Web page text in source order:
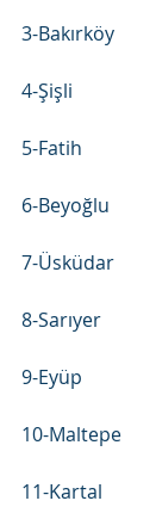
3-Bakırköy
4-Şişli
5-Fatih
6-Beyoğlu
7-Üsküdar
8-Sarıyer
9-Eyüp
10-Maltepe
11-Kartal